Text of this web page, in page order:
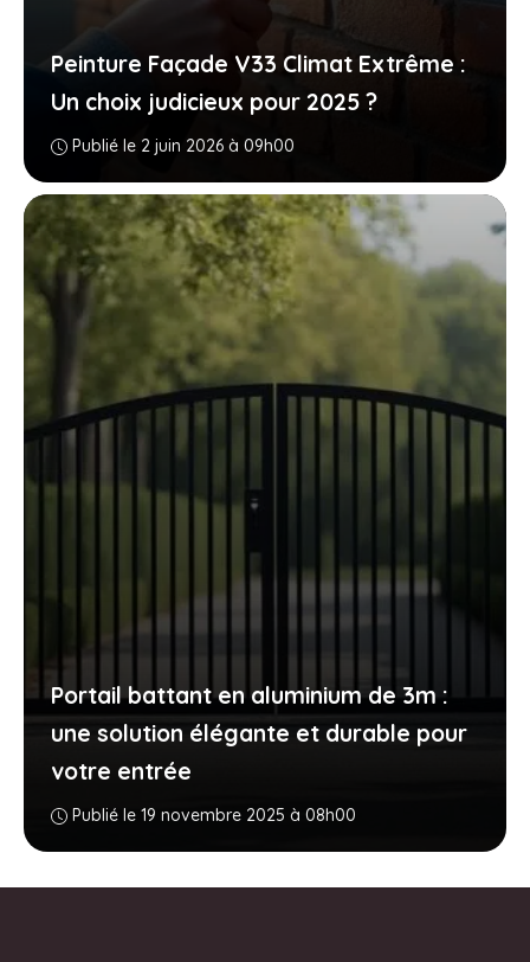
Peinture Façade V33 Climat Extrême :
Un choix judicieux pour 2025 ?
Publié le 2 juin 2026 à 09h00
Portail battant en aluminium de 3m :
une solution élégante et durable pour
votre entrée
Publié le 19 novembre 2025 à 08h00